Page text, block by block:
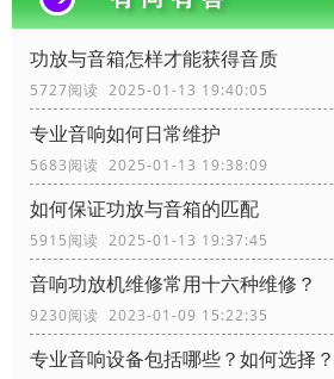
功放与音箱怎样才能获得音质
5727阅读 2025-01-13 19:40:05
专业音响如何日常维护
5683阅读 2025-01-13 19:38:09
如何保证功放与音箱的匹配
5915阅读 2025-01-13 19:37:45
音响功放机维修常用十六种维修？
9230阅读 2023-01-09 15:22:35
专业音响设备包括哪些？如何选择？